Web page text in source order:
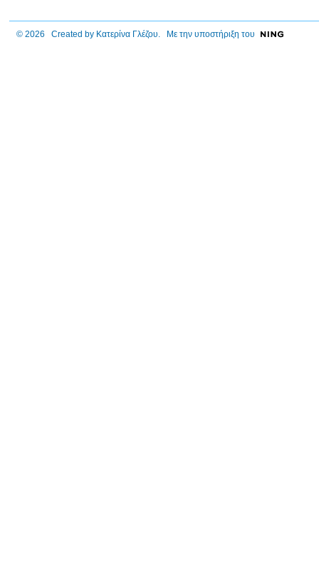
© 2026 Created by Κατερίνα Γλέζου . Με την υποστήριξη του